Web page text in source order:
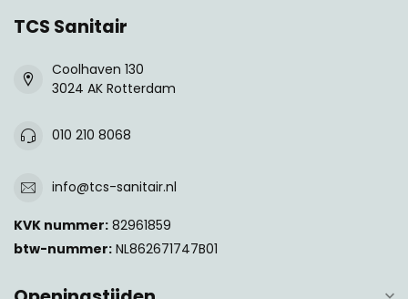
TCS Sanitair
Coolhaven 130
3024 AK Rotterdam
010 210 8068
info@tcs-sanitair.nl
KVK nummer: 82961859
btw-nummer: NL862671747B01